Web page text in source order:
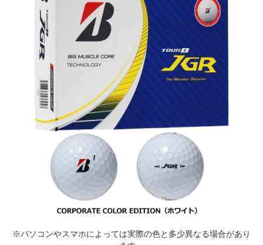
※パソコンやスマホによっては実際の色と多少異なる場合があり